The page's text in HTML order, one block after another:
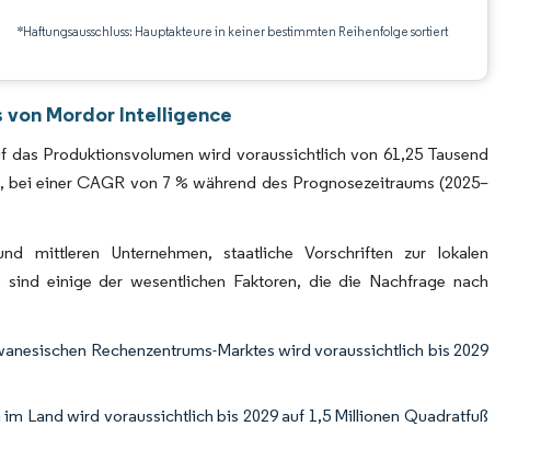
*Haftungsausschluss: Hauptakteure in keiner bestimmten Reihenfolge sortiert
CC BY 4.0.
von Mordor Intelligence
das Produktionsvolumen wird voraussichtlich von 61,25 Tausend
einer CAGR von 7 % während des Prognosezeitraums (2025–
mittleren Unternehmen, staatliche Vorschriften zur lokalen
einige der wesentlichen Faktoren, die die Nachfrage nach
Rechenzentrums-Marktes wird voraussichtlich bis 2029
Land wird voraussichtlich bis 2029 auf 1,5 Millionen Quadratfuß